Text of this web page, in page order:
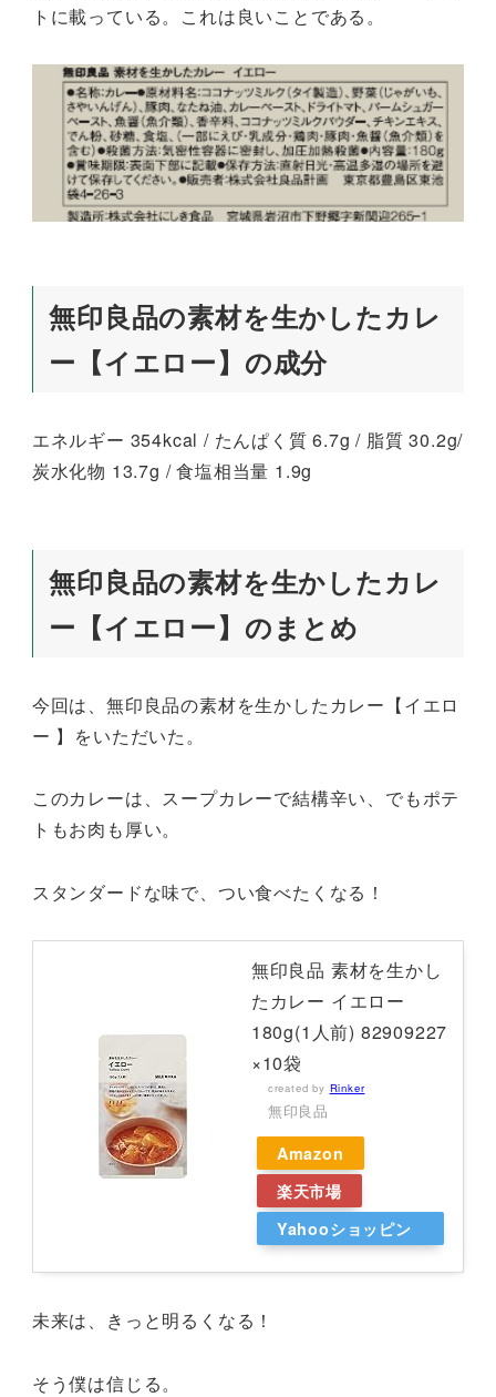
トに載っている。これは良いことである。
無印良品の素材を生かしたカレ
ー【イエロー】の成分
エネルギー 354kcal / たんぱく質 6.7g / 脂質 30.2g/
炭水化物 13.7g / 食塩相当量 1.9g
無印良品の素材を生かしたカレ
ー【イエロー】のまとめ
今回は、無印良品の素材を生かしたカレー【イエロ
ー 】をいただいた。
このカレーは、スープカレーで結構辛い、でもポテ
トもお肉も厚い。
スタンダードな味で、つい食べたくなる！
無印良品 素材を生かし
たカレー イエロー
180g(1人前) 82909227
×10袋
created by Rinker
無印良品
Amazon
楽天市場
Yahooショッピン
未来は、きっと明るくなる！
そう僕は信じる。